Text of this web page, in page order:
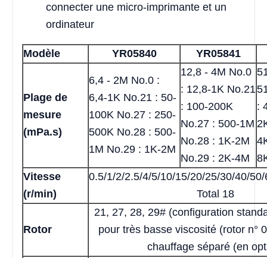
connecter une micro-imprimante et un
ordinateur
Modèle YR05840 YR05841
Plage de
mesure
(mPa.s)
6,4 - 2M No.0 :
6,4-1K No.21 : 50-
100K No.27 : 250-
500K No.28 : 500-
1M No.29 : 1K-2M
12,8 - 4M No.0
: 12,8-1K No.21
: 100-200K
No.27 : 500-1M
No.28 : 1K-2M
No.29 : 2K-4M
:
Vitesse
(r/min)
0.5/1/2/2.5/4/5/10/15/20/25/30/40/
Total 18
Rotor
21, 27, 28, 29# (configuration
pour très basse viscosité (rotor n°
chauffage séparé (en